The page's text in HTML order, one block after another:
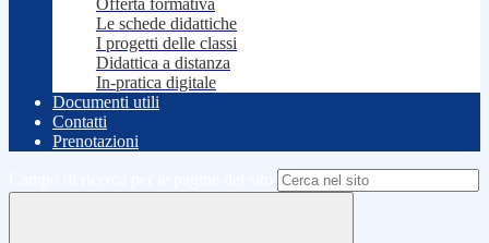
Offerta formativa
Le schede didattiche
I progetti delle classi
Didattica a distanza
In-pratica digitale
Documenti utili
Contatti
Prenotazioni